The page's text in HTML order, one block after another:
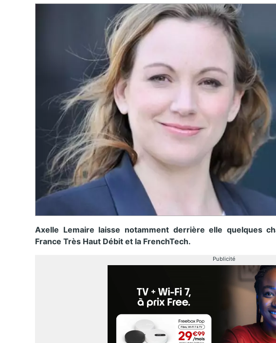
Axelle Lemaire laisse notamment derrière elle quelques
France Très Haut Débit et la FrenchTech.
Publicité